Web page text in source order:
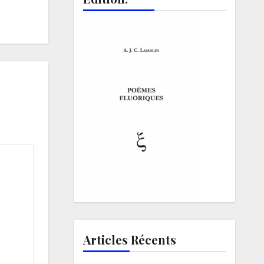
Articles Récents